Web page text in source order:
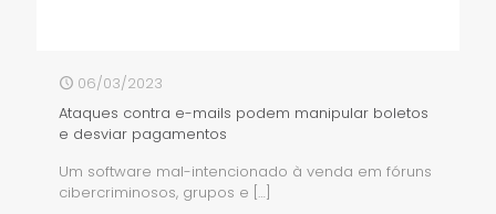
06/03/2023
Ataques contra e-mails podem manipular boletos
e desviar pagamentos
Um software mal-intencionado à venda em fóruns
cibercriminosos, grupos e […]